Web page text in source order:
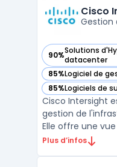
infrastructure
solution Google
Cisco
90%Solutions
datacenter
— voir Cisco
85%Logiciel de
— voir Cisco
85%Logiciels de
— voir Cisco
Cisco Intersight
gestion de
Elle offre une
l'infrastructure,
Plus d’infos